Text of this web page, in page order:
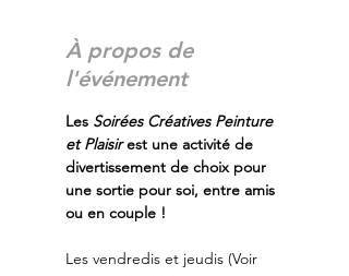
À propos de
l'événement
Les Soirées Créatives Peinture
et Plaisir est une activité de
divertissement de choix pour
une sortie pour soi, entre amis
ou en couple !
Les vendredis et jeudis (Voir